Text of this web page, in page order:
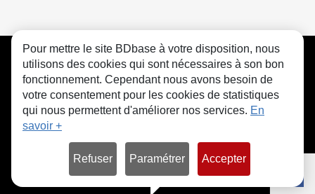
CGU FAQ Contact Cookies
Pour mettre le site BDbase à votre disposition, nous
utilisons des cookies qui sont nécessaires à son bon
fonctionnement. Cependant nous avons besoin de
votre consentement pour les cookies de statistiques
qui nous permettent d'améliorer nos services. En
savoir +
Refuser Paramétrer Accepter